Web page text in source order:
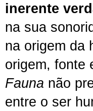
inerente
na sua
na origem da
origem, fonte
Fauna não
entre o ser